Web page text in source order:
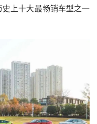
上十大最畅销车型之一